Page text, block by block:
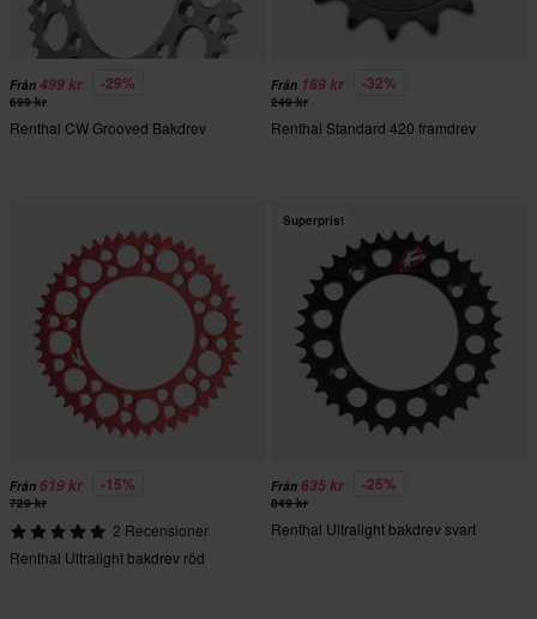
Från 499 kr -29%
699 kr
Renthal CW Grooved Bakdrev
Från 169 kr -32%
249 kr
Renthal Standard 420 framdrev
Från 619 kr -15%
729 kr
2 Recensioner
Renthal Ultralight bakdrev röd
Superpris!
Från 635 kr -25%
849 kr
Renthal Ultralight bakdrev svart